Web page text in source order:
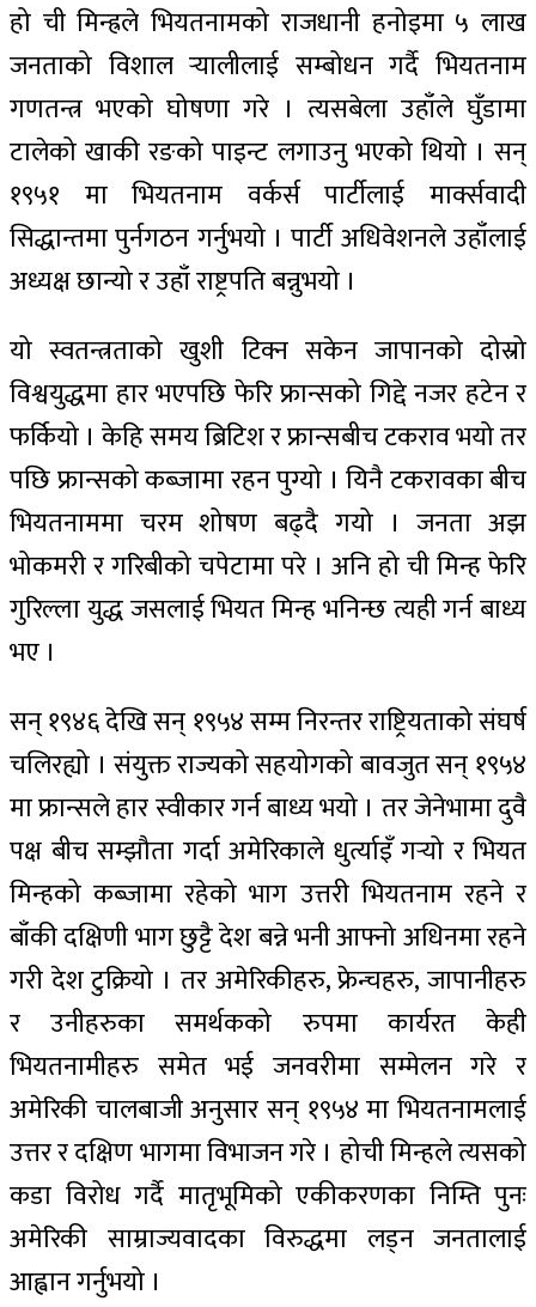
हो ची मिन्ह्रले भियतनामको राजधानी हनोइमा ५ लाख
जनताको विशाल र्‍यालीलाई सम्बोधन गर्दै भियतनाम
गणतन्त्र भएको घोषणा गरे । त्यसबेला उहाँले घुँडामा
टालेको खाकी रङको पाइन्ट लगाउनु भएको थियो । सन्
१९५१ मा भियतनाम वर्कर्स पार्टीलाई मार्क्सवादी
सिद्धान्तमा पुर्नगठन गर्नुभयो । पार्टी अधिवेशनले उहाँलाई
अध्यक्ष छान्यो र उहाँ राष्ट्रपति बन्नुभयो ।
यो स्वतन्त्रताको खुशी टिक्न सकेन जापानको दोस्रो
विश्वयुद्धमा हार भएपछि फेरि फ्रान्सको गिद्दे नजर हटेन र
फर्कियो । केहि समय ब्रिटिश र फ्रान्सबीच टकराव भयो तर
पछि फ्रान्सको कब्जामा रहन पुग्यो । यिनै टकरावका बीच
भियतनाममा चरम शोषण बढ्दै गयो । जनता अझ
भोकमरी र गरिबीको चपेटामा परे । अनि हो ची मिन्ह फेरि
गुरिल्ला युद्ध जसलाई भियत मिन्ह भनिन्छ त्यही गर्न बाध्य
भए ।
सन् १९४६ देखि सन् १९५४ सम्म निरन्तर राष्ट्रियताको संघर्ष
चलिरह्यो । संयुक्त राज्यको सहयोगको बावजुत सन् १९५४
मा फ्रान्सले हार स्वीकार गर्न बाध्य भयो । तर जेनेभामा दुवै
पक्ष बीच सम्झौता गर्दा अमेरिकाले धुर्त्याइँ गर्‍यो र भियत
मिन्हको कब्जामा रहेको भाग उत्तरी भियतनाम रहने र
बाँकी दक्षिणी भाग छुट्टै देश बन्ने भनी आफ्नो अधिनमा रहने
गरी देश टुक्रियो । तर अमेरिकीहरु, फ्रेन्चहरु, जापानीहरु
र उनीहरुका समर्थकको रुपमा कार्यरत केही
भियतनामीहरु समेत भई जनवरीमा सम्मेलन गरे र
अमेरिकी चालबाजी अनुसार सन् १९५४ मा भियतनामलाई
उत्तर र दक्षिण भागमा विभाजन गरे । होची मिन्हले त्यसको
कडा विरोध गर्दै मातृभूमिको एकीकरणका निम्ति पुनः
अमेरिकी साम्राज्यवादका विरुद्धमा लड्न जनतालाई
आह्वान गर्नुभयो ।